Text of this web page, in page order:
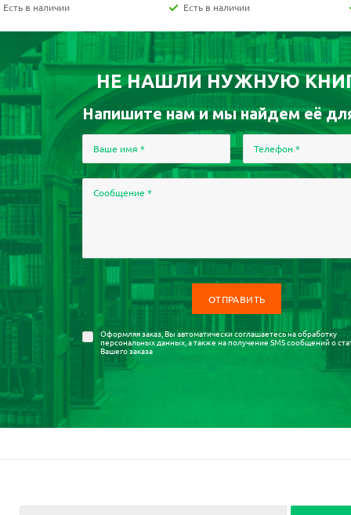
Есть в наличии Есть в наличии
НЕ НАШЛИ НУЖНУЮ
Напишите нам и мы найдем её
Ваше имя * Телефон *
Сообщение *
Оформляя заказ, Вы автоматически соглашаетесь наобработку
персональных данных, а также на получение SMS сообщений о
Вашего заказа